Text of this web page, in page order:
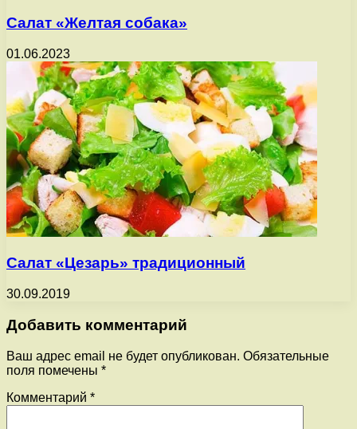
Салат «Желтая собака»
01.06.2023
Салат «Цезарь» традиционный
30.09.2019
Добавить комментарий
Ваш адрес email не будет опубликован. Обязательные
поля помечены *
Комментарий *